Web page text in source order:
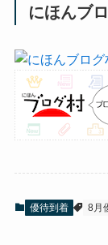
にほんブ
優待到着 8月